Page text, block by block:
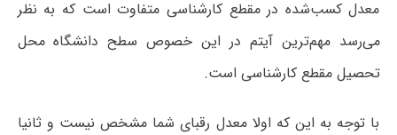
معدل کسب‌شده در مقطع کارشناسی متفاوت است که به نظر
می‌رسد مهم‌ترین آیتم در این خصوص سطح دانشگاه محل
تحصیل مقطع کارشناسی است.
با توجه به این که اولا معدل رقبای شما مشخص نیست و ثانیا